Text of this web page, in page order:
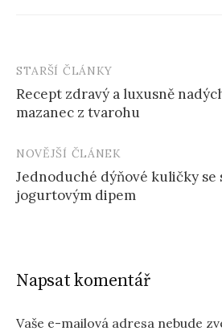
Post
navigation
STARŠÍ ČLÁNKY
Recept zdravý a luxusně
mazanec z tvarohu
NOVĚJŠÍ ČLÁNEK
Jednoduché dýňové kuličky se
jogurtovým dipem
Napsat komentář
Vaše e-mailová adresa nebude